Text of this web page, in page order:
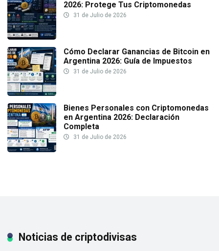
2026: Protege Tus Criptomonedas
31 de Julio de 2026
Cómo Declarar Ganancias de Bitcoin en
Argentina 2026: Guía de Impuestos
31 de Julio de 2026
Bienes Personales con Criptomonedas
en Argentina 2026: Declaración
Completa
31 de Julio de 2026
Noticias de criptodivisas